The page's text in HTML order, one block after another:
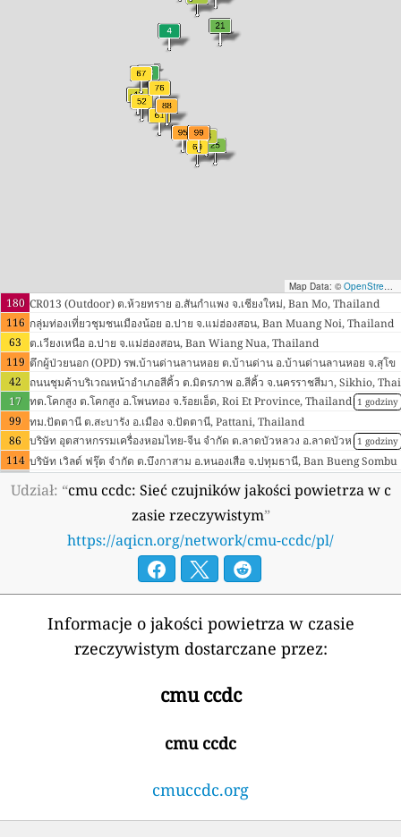
Map Data: © OpenStreetMap contributors
180 CR013 (Outdoor) ต.ห้วยทราย อ.สันกำแพง จ.เชียงใหม่, Ban Mo, Thailand
116 กลุ่มท่องเที่ยวชุมชนเมืองน้อย อ.ปาย จ.แม่ฮ่องสอน, Ban Muang Noi, Thailand
63 ต.เวียงเหนือ อ.ปาย จ.แม่ฮ่องสอน, Ban Wiang Nua, Thailand
119 ตึกผู้ป่วยนอก (OPD) รพ.บ้านด่านลานหอย ต.บ้านด่าน อ.บ้านด่านลานหอย จ.สุโข
ทัย, Lan Hoi, Thailand
42 ถนนชุมค้าบริเวณหน้าอำเภอสีคิ้ว ต.มิตรภาพ อ.สีคิ้ว จ.นครราชสีมา, Sikhio, Thai
land
17 1 godziny
ทต.โคกสูง ต.โคกสูง อ.โพนทอง จ.ร้อยเอ็ด, Roi Et Province, Thailand
99 ทม.ปัตตานี ต.สะบารัง อ.เมือง จ.ปัตตานี, Pattani, Thailand
86
1 godziny
บริษัท อุตสาหกรรมเครื่องหอมไทย-จีน จำกัด ต.ลาดบัวหลวง อ.ลาดบัวห
ลวง จ.พระนครศรีอยุธยา, Lat Bua Luang Subdistrict, Thailand
114 บริษัท เวิลด์ ฟรุ๊ต จำกัด ต.บึงกาสาม อ.หนองเสือ จ.ปทุมธานี, Ban Bueng Sombu
--
19 godziny
รพ.ปรางค์กู่ ต.พิมายเหนือ อ.ปรางค์กู่ จ.ศรีสะเกษ, Prang Ku, Thailan
รพ.ป่าแดด ต.ป่าแดด อ.ป่าแดด จ. เชียงราย, Pa Daet, Thailand
รพ.พะโต๊ะ ต.พะโต๊ะ อ.พะโต๊ะ จ.ชุมพร, Chumphon Province, Thaila
รพ.สต. บ้านหว้า ต.โนนทัน อ.หนองเรือ จ.ขอนแก่น, Ban Non Sa-nga,
รพ.สต.ดงสุวรรณ อ.ดอกคำใต้ จ.พะเยา, Ban Dong, Thailand
21
1 godziny
รพ.สต.ทองอินทร์ อ.กุมภวาปี จ.อุดรธานี, Ban Song Plueai, Thailand
รพ.สต.บ้านคลองพร้าว อ.เกาะช้าง จ.ตราด, Baan Klong Prao, Thailand
รพ.สต.บ้านทับทิมสยาม01 ต.ด่านชุมพล อ.บ่อไร่ จ.ตราด, บ้านทับทิมส
ยาม 01, Thailand
รพ.สต.บ้านนากลาง ต.ลี้ อ.ลี้ จ.ลำพูน, Li, Thailand
รพ.สต.บ้านสุขสำราญ ต.โนนสะอาด อ.บ้านม่วง จ.สกลนคร, Ban Kong Patana, T
รพ.สต.เกาะพยาม อ.เมือง จ.ระนอง, Ao Mea Mai, Thailand
รพ.สต.เขากวางทอง อ.หนองฉาง จ.อุทัยธานี, Nong Chang, Thailand
ย, Ban Sai Ngam, Thailand
รพ.สมเด็จพระยุพราชสระแก้ว อ.เมือง จ.สระแก้ว, Sa Kaeo, Thailand
Udział: “cmu ccdc: Sieć czujników jakości powietrza w c
zasie rzeczywistym”
https://aqicn.org/network/cmu-ccdc/pl/
Informacje o jakości powietrza w czasie
rzeczywistym dostarczane przez:
cmu ccdc
cmu ccdc
cmuccdc.org